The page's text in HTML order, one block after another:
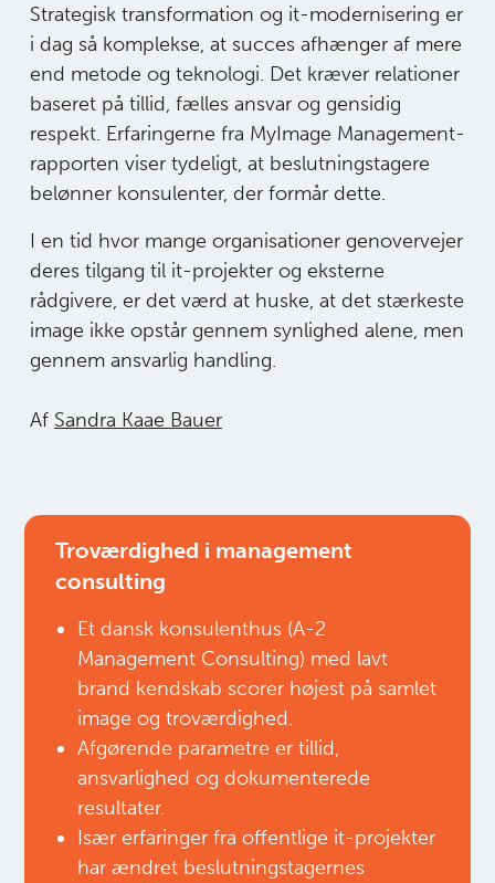
Strategisk transformation og it-modernisering er
i dag så komplekse, at succes afhænger af mere
end metode og teknologi. Det kræver relationer
baseret på tillid, fælles ansvar og gensidig
respekt. Erfaringerne fra MyImage Management-
rapporten viser tydeligt, at beslutningstagere
belønner konsulenter, der formår dette.
I en tid hvor mange organisationer genovervejer
deres tilgang til it-projekter og eksterne
rådgivere, er det værd at huske, at det stærkeste
image ikke opstår gennem synlighed alene, men
gennem ansvarlig handling.
Af Sandra Kaae Bauer
Troværdighed i management
consulting
Et dansk konsulenthus (A-2
Management Consulting) med lavt
brand kendskab scorer højest på samlet
image og troværdighed.
Afgørende parametre er tillid,
ansvarlighed og dokumenterede
resultater.
Især erfaringer fra offentlige it-projekter
har ændret beslutningstagernes